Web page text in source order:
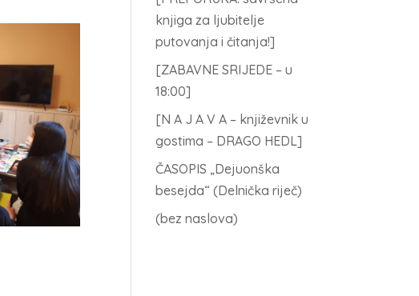
knjiga za ljubitelje
putovanja i čitanja!]
[ZABAVNE SRIJEDE – u
18:00]
[N A J A V A – književnik u
gostima – DRAGO HEDL]
ČASOPIS „Dejuonška
besejda“ (Delnička riječ)
(bez naslova)